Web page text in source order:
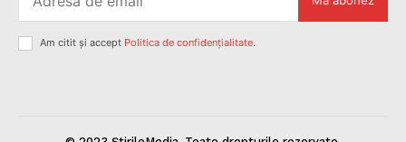
Am citit și accept Politica de confidențialitate.